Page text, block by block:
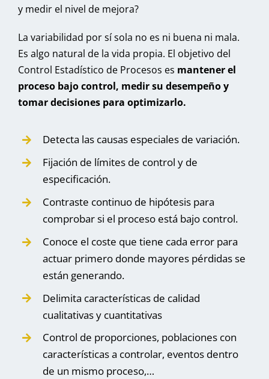
y medir el nivel de mejora?
La variabilidad por sí sola no es ni buena ni mala.
Es algo natural de la vida propia. El objetivo del
Control Estadístico de Procesos es mantener el
proceso bajo control, medir su desempeño y
tomar decisiones para optimizarlo.
Detecta las causas especiales de variación.
Fijación de límites de control y de
especificación.
Contraste continuo de hipótesis para
comprobar si el proceso está bajo control.
Conoce el coste que tiene cada error para
actuar primero donde mayores pérdidas se
están generando.
Delimita características de calidad
cualitativas y cuantitativas
Control de proporciones, poblaciones con
características a controlar, eventos dentro
de un mismo proceso,…